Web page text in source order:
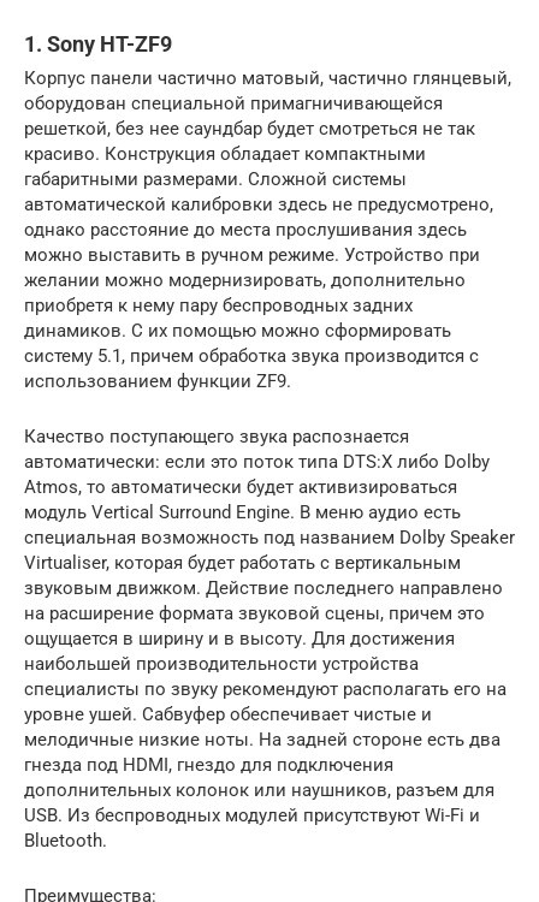
1. Sony HT-ZF9
Корпус панели частично матовый, частично глянцевый,
оборудован специальной примагничивающейся
решеткой, без нее саундбар будет смотреться не так
красиво. Конструкция обладает компактными
габаритными размерами. Сложной системы
автоматической калибровки здесь не предусмотрено,
однако расстояние до места прослушивания здесь
можно выставить в ручном режиме. Устройство при
желании можно модернизировать, дополнительно
приобретя к нему пару беспроводных задних
динамиков. С их помощью можно сформировать
систему 5.1, причем обработка звука производится с
использованием функции ZF9.
Качество поступающего звука распознается
автоматически: если это поток типа DTS:X либо Dolby
Atmos, то автоматически будет активизироваться
модуль Vertical Surround Engine. В меню аудио есть
специальная возможность под названием Dolby Speaker
Virtualiser, которая будет работать с вертикальным
звуковым движком. Действие последнего направлено
на расширение формата звуковой сцены, причем это
ощущается в ширину и в высоту. Для достижения
наибольшей производительности устройства
специалисты по звуку рекомендуют располагать его на
уровне ушей. Сабвуфер обеспечивает чистые и
мелодичные низкие ноты. На задней стороне есть два
гнезда под HDMI, гнездо для подключения
дополнительных колонок или наушников, разъем для
USB. Из беспроводных модулей присутствуют Wi-Fi и
Bluetooth.
Преимущества: